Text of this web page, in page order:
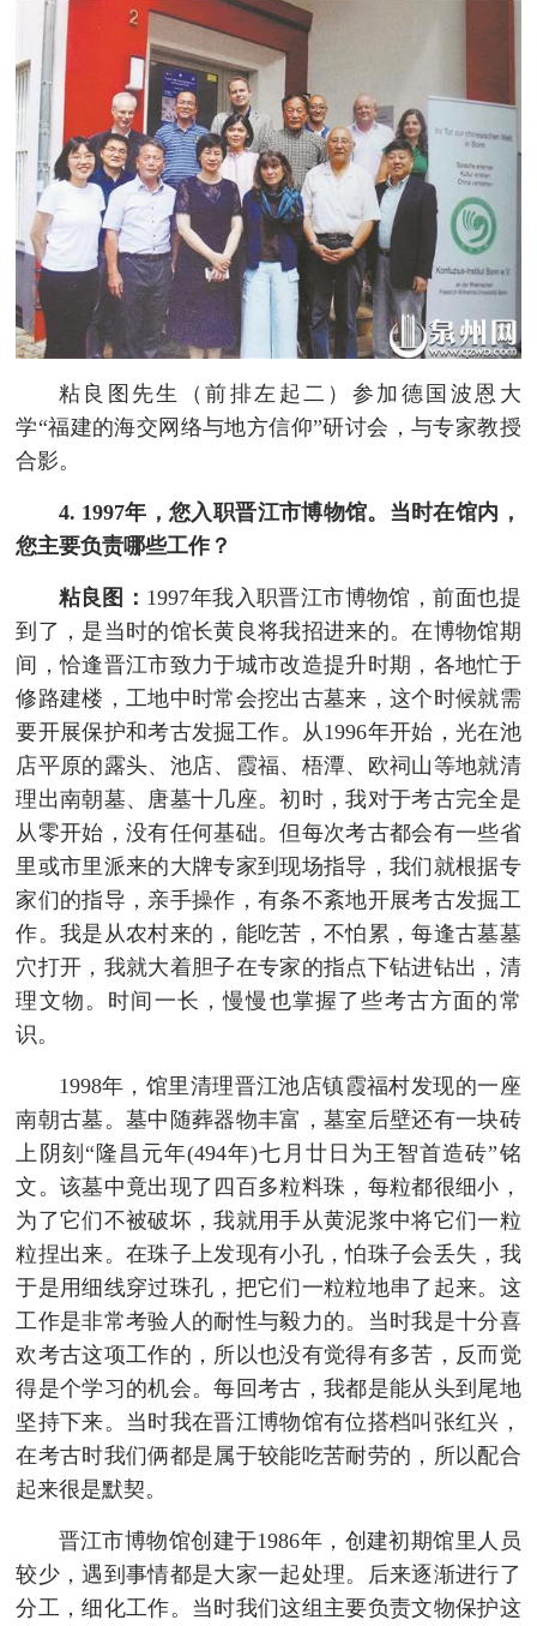
粘良图先生（前排左起二）参加德国波恩大
学“福建的海交网络与地方信仰”研讨会，与专家教授
合影。
4. 1997年，您入职晋江市博物馆。当时在馆内，
您主要负责哪些工作？
粘良图： 1997年我入职晋江市博物馆，前面也提
到了，是当时的馆长黄良将我招进来的。在博物馆期
间，恰逢晋江市致力于城市改造提升时期，各地忙于
修路建楼，工地中时常会挖出古墓来，这个时候就需
要开展保护和考古发掘工作。从1996年开始，光在池
店平原的露头、池店、霞福、梧潭、欧祠山等地就清
理出南朝墓、唐墓十几座。初时，我对于考古完全是
从零开始，没有任何基础。但每次考古都会有一些省
里或市里派来的大牌专家到现场指导，我们就根据专
家们的指导，亲手操作，有条不紊地开展考古发掘工
作。我是从农村来的，能吃苦，不怕累，每逢古墓墓
穴打开，我就大着胆子在专家的指点下钻进钻出，清
理文物。时间一长，慢慢也掌握了些考古方面的常
识。
1998年，馆里清理晋江池店镇霞福村发现的一座
南朝古墓。墓中随葬器物丰富，墓室后壁还有一块砖
上阴刻“隆昌元年(494年)七月廿日为王智首造砖”铭
文。该墓中竟出现了四百多粒料珠，每粒都很细小，
为了它们不被破坏，我就用手从黄泥浆中将它们一粒
粒捏出来。在珠子上发现有小孔，怕珠子会丢失，我
于是用细线穿过珠孔，把它们一粒粒地串了起来。这
工作是非常考验人的耐性与毅力的。当时我是十分喜
欢考古这项工作的，所以也没有觉得有多苦，反而觉
得是个学习的机会。每回考古，我都是能从头到尾地
坚持下来。当时我在晋江博物馆有位搭档叫张红兴，
在考古时我们俩都是属于较能吃苦耐劳的，所以配合
起来很是默契。
晋江市博物馆创建于1986年，创建初期馆里人员
较少，遇到事情都是大家一起处理。后来逐渐进行了
分工，细化工作。当时我们这组主要负责文物保护这